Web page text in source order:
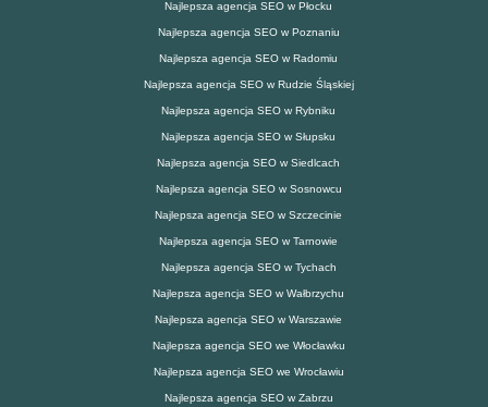
Najlepsza agencja SEO w Płocku
Najlepsza agencja SEO w Poznaniu
Najlepsza agencja SEO w Radomiu
Najlepsza agencja SEO w Rudzie Śląskiej
Najlepsza agencja SEO w Rybniku
Najlepsza agencja SEO w Słupsku
Najlepsza agencja SEO w Siedlcach
Najlepsza agencja SEO w Sosnowcu
Najlepsza agencja SEO w Szczecinie
Najlepsza agencja SEO w Tarnowie
Najlepsza agencja SEO w Tychach
Najlepsza agencja SEO w Wałbrzychu
Najlepsza agencja SEO w Warszawie
Najlepsza agencja SEO we Włocławku
Najlepsza agencja SEO we Wrocławiu
Najlepsza agencja SEO w Zabrzu